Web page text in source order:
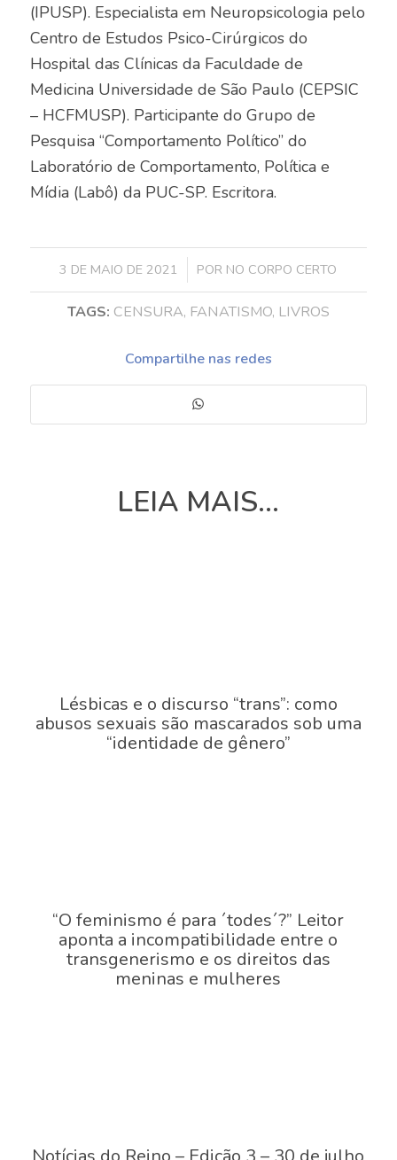
(IPUSP). Especialista em Neuropsicologia pelo
Centro de Estudos Psico-Cirúrgicos do
Hospital das Clínicas da Faculdade de
Medicina Universidade de São Paulo (CEPSIC
– HCFMUSP). Participante do Grupo de
Pesquisa “Comportamento Político” do
Laboratório de Comportamento, Política e
Mídia (Labô) da PUC-SP. Escritora.
3 DE MAIO DE 2021
/ POR NO CORPO CERTO
TAGS: CENSURA, FANATISMO, LIVROS
Compartilhe nas redes
LEIA MAIS...
Lésbicas e o discurso “trans”: como
abusos sexuais são mascarados sob uma
“identidade de gênero”
“O feminismo é para ´todes´?” Leitor
aponta a incompatibilidade entre o
transgenerismo e os direitos das
meninas e mulheres